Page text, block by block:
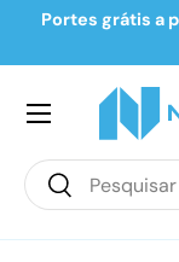
Portes grátis a
Pesquisar
Pesquisar